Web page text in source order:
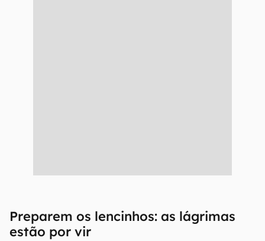
Preparem os lencinhos: as lágrimas
estão por vir